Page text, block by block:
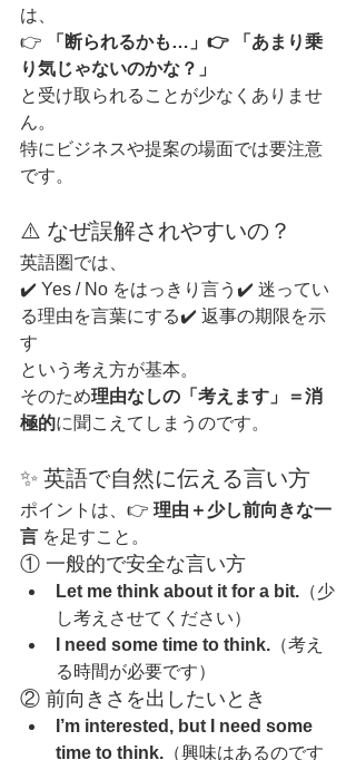
は、
👉
「断られるかも…」👉 「あまり乗
り気じゃないのかな？」
と受け取られることが少なくありませ
ん。
特にビジネスや提案の場面では要注意
です。
⚠️ なぜ誤解されやすいの？
英語圏では、
✔️ Yes / No をはっきり言う✔️ 迷ってい
る理由を言葉にする✔️ 返事の期限を示
す
という考え方が基本。
そのため理由なしの「考えます」＝消
極的に聞こえてしまうのです。
✨ 英語で自然に伝える言い方
ポイントは、👉 理由＋少し前向きな一
言 を足すこと。
① 一般的で安全な言い方
Let me think about it for a bit. （少
し考えさせてください）
I need some time to think. （考え
る時間が必要です）
② 前向きさを出したいとき
I’m interested, but I need some
time to think. （興味はあるのです